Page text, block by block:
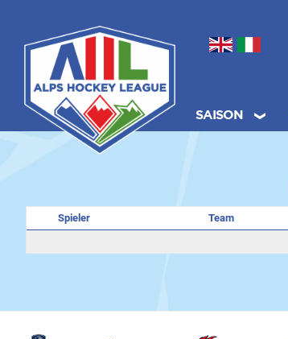
Sprache auswählen
SAISON
Spieler Team